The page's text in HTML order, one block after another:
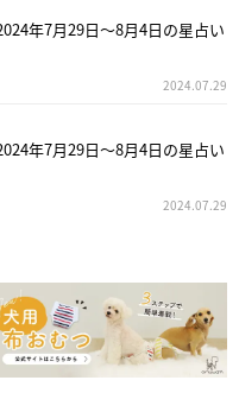
年7月29日～8月4日の星占い
2024.07.29
年7月29日～8月4日の星占い
2024.07.29